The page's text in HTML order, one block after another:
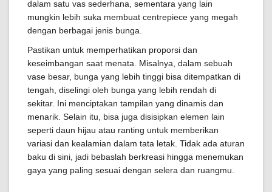
dalam satu vas sederhana, sementara yang lain
mungkin lebih suka membuat centrepiece yang megah
dengan berbagai jenis bunga.
Pastikan untuk memperhatikan proporsi dan
keseimbangan saat menata. Misalnya, dalam sebuah
vase besar, bunga yang lebih tinggi bisa ditempatkan di
tengah, diselingi oleh bunga yang lebih rendah di
sekitar. Ini menciptakan tampilan yang dinamis dan
menarik. Selain itu, bisa juga disisipkan elemen lain
seperti daun hijau atau ranting untuk memberikan
variasi dan kealamian dalam tata letak. Tidak ada aturan
baku di sini, jadi bebaslah berkreasi hingga menemukan
gaya yang paling sesuai dengan selera dan ruangmu.